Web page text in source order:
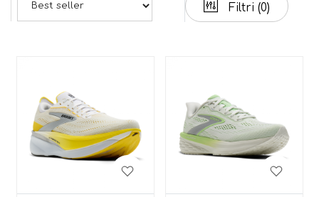
Filtri (0)